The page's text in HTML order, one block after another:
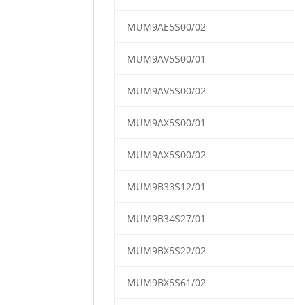
MUM9AE5S00/02
MUM9AV5S00/01
MUM9AV5S00/02
MUM9AX5S00/01
MUM9AX5S00/02
MUM9B33S12/01
MUM9B34S27/01
MUM9BX5S22/02
MUM9BX5S61/02